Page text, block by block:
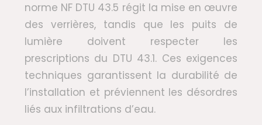
norme NF DTU 43.5 régit la mise en œuvre
des verrières, tandis que les puits de
lumière doivent respecter les
prescriptions du DTU 43.1. Ces exigences
techniques garantissent la durabilité de
l’installation et préviennent les désordres
liés aux infiltrations d’eau.